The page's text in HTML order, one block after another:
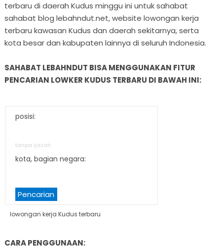
terbaru di daerah Kudus minggu ini untuk sahabat
sahabat blog lebahndut.net, website lowongan kerja
terbaru kawasan Kudus dan daerah sekitarnya, serta
kota besar dan kabupaten lainnya di seluruh Indonesia.
SAHABAT LEBAHNDUT BISA MENGGUNAKAN FITUR
PENCARIAN LOWKER KUDUS TERBARU DI BAWAH INI:
posisi:
tanpa ijazah
kota, bagian negara:
Pencarian
lowongan kerja Kudus terbaru
CARA PENGGUNAAN: